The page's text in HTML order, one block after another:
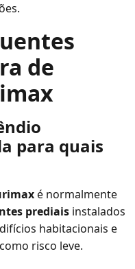
de
para quais
é normalmente
prediais instalados
habitacionais e
risco leve.